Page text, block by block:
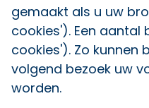
gemaakt als u uw
cookies'). Een
cookies'). Zo kunnen
volgend bezoek uw
worden.